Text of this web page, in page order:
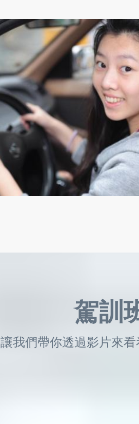
駕訓
讓我們帶你透過影片來